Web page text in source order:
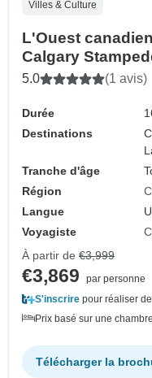
Villes & Culture
L'Ouest
Calgary
Vancouver)
5.0 (1 avis)
Durée
Destinations
Tranche d'âge
Région
Langue
Voyagiste
À partir de €3,999
€3,869
par personne
S'inscrire pour réaliser
Prix basé sur une
Télécharger la